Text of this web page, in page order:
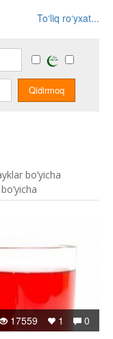
To‘liq ro‘yxat...
bo’yicha
0
1
17559